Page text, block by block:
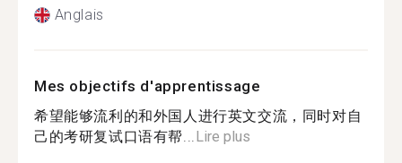
Anglais
Mes objectifs d'apprentissage
希望能够流利的和外国人进行英文交流，同时对自
己的考研复试口语有帮...Lire plus